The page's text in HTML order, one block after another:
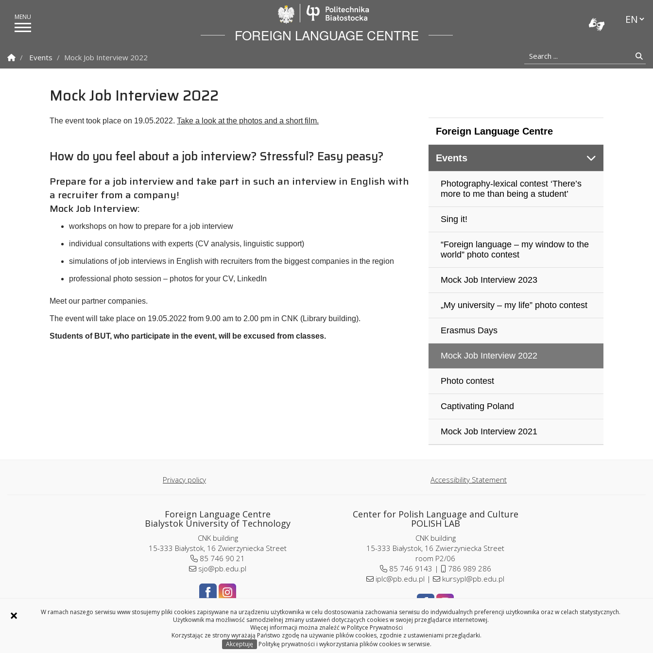
×
W ramach naszego serwisu www stosujemy pliki cookies zapisywane na urządzeniu użytkownika w celu dostosowania zachowania serwisu do indywidualnych preferencji użytkownika oraz w celach statystycznych.
Użytkownik ma możliwość samodzielnej zmiany ustawień dotyczących cookies w swojej przeglądarce internetowej.
Więcej informacji można znaleźć w Polityce Prywatności
Korzystając ze strony wyrażają Państwo zgodę na używanie plików cookies, zgodnie z ustawieniami przeglądarki.
Akceptuję
Politykę prywatności i wykorzystania plików cookies w serwisie.
FOREIGN LANGUAGE CENTRE
Homepage
Events Mock Job Interview 2022 Search ...
Mock Job Interview 2022
The event took place on 19.05.2022. Take a look at the photos and a short film.
How do you feel about a job interview? Stressful? Easy peasy?
Prepare for a job interview and take part in such an interview in English with
a recruiter from a company!
Mock Job Interview:
workshops on how to prepare for a job interview
individual consultations with experts (CV analysis, linguistic support)
simulations of job interviews in English with recruiters from the biggest companies in the region
professional photo session – photos for your CV, LinkedIn
Meet our partner companies.
The event will take place on 19.05.2022 from 9.00 am to 2.00 pm in CNK (Library building).
Students of BUT, who participate in the event, will be excused from classes.
Foreign Language Centre
Events
Photography-lexical contest ‘There’s
more to me than being a student’
Sing it!
“Foreign language – my window to the
world” photo contest
Mock Job Interview 2023
„My university – my life” photo contest
Erasmus Days
Mock Job Interview 2022
Photo contest
Captivating Poland
Mock Job Interview 2021
Privacy policy Accessibility Statement
Foreign Language Centre
Bialystok University of Technology
CNK building
15-333 Białystok, 16 Zwierzyniecka Street
85 746 90 21
sjo@pb.edu.pl
Center for Polish Language and Culture
POLISH LAB
CNK building
15-333 Białystok, 16 Zwierzyniecka Street
room P2/06
85 746 9143 |
786 989 286
iplc@pb.edu.pl |
kursypl@pb.edu.pl
Copyright © 2024 Bialystok University of Technology